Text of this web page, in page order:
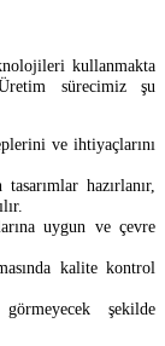
kullanmakta
sürecimiz şu
ve ihtiyaçlarını
hazırlanır,
uygun ve çevre
kalite kontrol
şekilde